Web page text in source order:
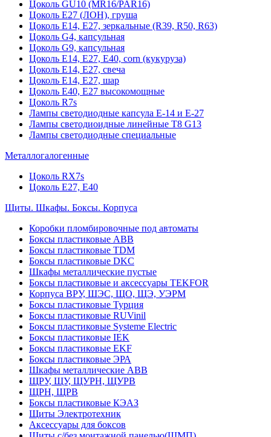
Цоколь GU10 (MR16/PAR16)
Цоколь Е27 (ЛОН), груша
Цоколь Е14, Е27, зеркальные (R39, R50, R63)
Цоколь G4, капсульная
Цоколь G9, капсульная
Цоколь Е14, Е27, Е40, corn (кукуруза)
Цоколь Е14, Е27, свеча
Цоколь Е14, Е27, шар
Цоколь Е40, Е27 высокомощные
Цоколь R7s
Лампы светодиодные капсула Е-14 и Е-27
Лампы светодиоидные линейные T8 G13
Лампы светодиодные специальные
Металлогалогенные
Цоколь RX7s
Цоколь Е27, E40
Щиты. Шкафы. Боксы. Корпуса
Коробки пломбировочные под автоматы
Боксы пластиковые ABB
Боксы пластиковые TDM
Боксы пластиковые DKC
Шкафы металлические пустые
Боксы пластиковые и аксессуары TEKFOR
Корпуса ВРУ, ШЭС, ЩО, ЩЭ, УЭРМ
Боксы пластиковые Турция
Боксы пластиковые RUVinil
Боксы пластиковые Systeme Electric
Боксы пластиковые IEK
Боксы пластиковые EKF
Боксы пластиковые ЭРА
Шкафы металлические ABB
ЩРУ, ЩУ, ЩУРН, ЩУРВ
ЩРН, ЩРВ
Боксы пластиковые КЭАЗ
Щиты Электротехник
Аксессуары для боксов